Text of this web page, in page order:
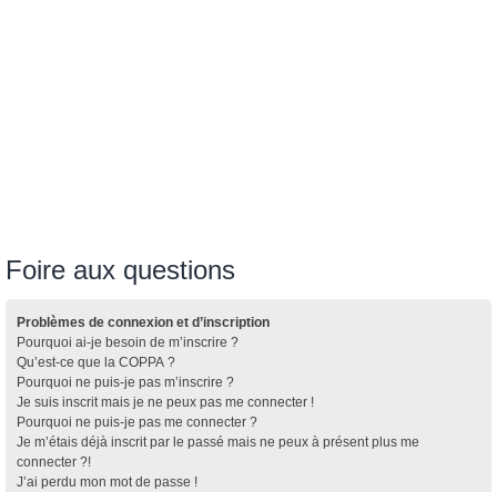
Foire aux questions
Problèmes de connexion et d’inscription
Pourquoi ai-je besoin de m’inscrire ?
Qu’est-ce que la COPPA ?
Pourquoi ne puis-je pas m’inscrire ?
Je suis inscrit mais je ne peux pas me connecter !
Pourquoi ne puis-je pas me connecter ?
Je m’étais déjà inscrit par le passé mais ne peux à présent plus me
connecter ?!
J’ai perdu mon mot de passe !